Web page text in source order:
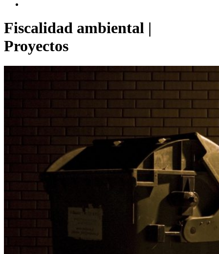
Fiscalidad ambiental |
Proyectos